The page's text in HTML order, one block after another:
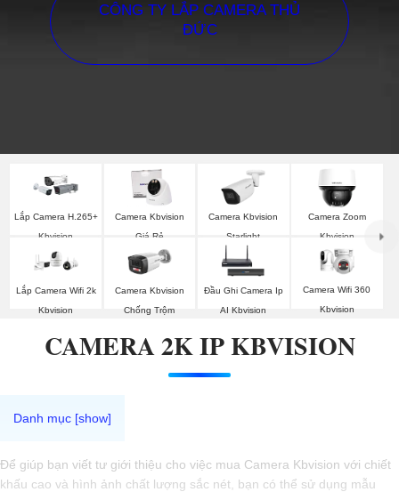
CÔNG TY LẮP CAMERA THỦ
ĐỨC
Lắp Camera H.265+
Kbvision
Camera Kbvision
Giá Rẻ
Camera Kbvision
Starlight
Camera Zoom
Kbvision
Lắp Camera Wifi 2k
Kbvision
Camera Kbvision
Chống Trộm
Đầu Ghi Camera Ip
AI Kbvision
Camera Wifi 360
Kbvision
CAMERA 2K IP KBVISION
Để giúp bạn viết tư giới thiệu cho việc mua Camera Kbvision với chiết
khấu cao và hình ảnh chất lượng sắc nét, bạn có thể sử dụng mẫu